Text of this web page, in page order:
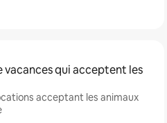
vacances qui acceptent les
acceptant les animaux